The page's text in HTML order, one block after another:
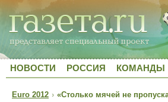
НОВОСТИ РОССИЯ КОМАНДЫ
Euro 2012 › «Столько мячей не